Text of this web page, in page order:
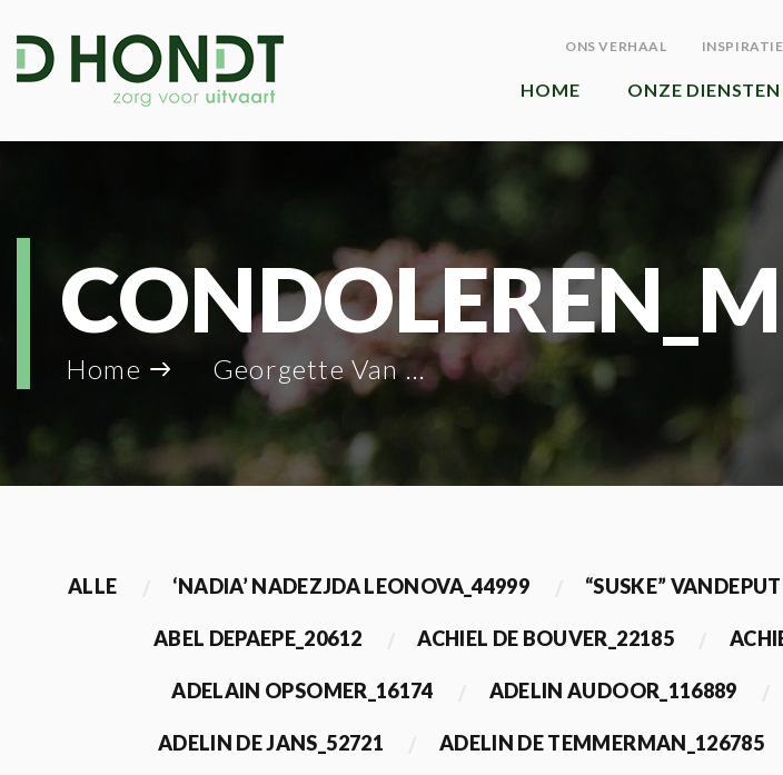
ONS VERHAAL INSPIRATIE
HOME ONZE DIENSTEN
Home Georgette Van Synghel_14483
ALLE ‘NADIA’ NADEZJDA LEONOVA_44999 “SUSKE”
ABEL DEPAEPE_20612 ACHIEL DE BOUVER_22185
ADELAIN OPSOMER_16174 ADELIN AUDOOR_116889
ADELIN DE JANS_52721 ADELIN DE TEMMERMAN_126785